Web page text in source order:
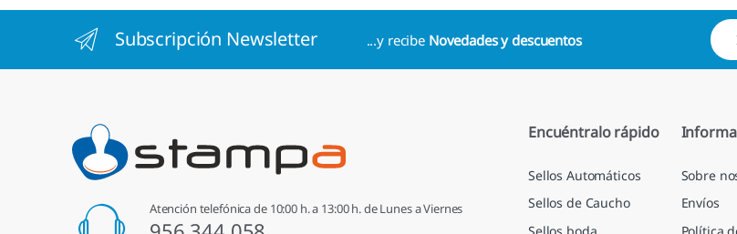
Subscripción Newsletter ...y recibe Novedades y descuentos
Atención telefónica de 10:00 h. a 13:00 h. de Lunes a Viernes
Encuéntralo rápido
Sellos Automáticos
Sellos de Caucho
Sobre
Envíos